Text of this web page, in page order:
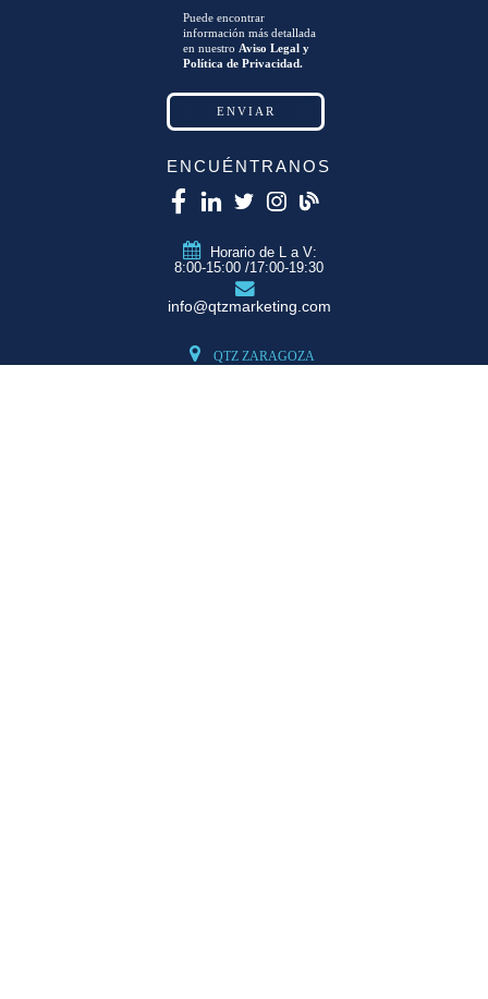
Puede encontrar
información más detallada
en nuestroAviso Legal y
Política de Privacidad.
ENCUÉNTRANOS
Horario de L a V:
8:00-15:00 /17:00-19:30
info@qtzmarketing.com
QTZ ZARAGOZA